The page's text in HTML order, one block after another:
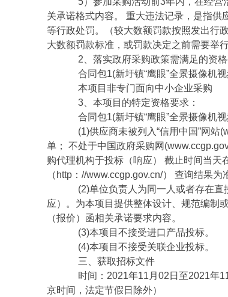
关承诺格式内容。 重大违法记录，是指
等行政处罚。（较大数额罚款按照发出行
大数额罚款标准，或罚款决定之前需要举
2、落实政府采购政策需满足的资格
合同包1(新圩镇“鹰眼”全景摄像机视
本项目非专门面向中小企业采购
3、本项目的特定资格要求：
合同包1(新圩镇“鹰眼”全景摄像机视
(1)供应商未被列入“信用中国”网站
单； 不处于中国政府采购网
购代理机构于投标（响应） 截止时间当天
（http：//www.ccgp.gov.cn/） 查询结果
(2)单位负责人为同一人或者存在直
应）。为本项目提供整体设计、规范编制
（报价）函相关承诺要求内容。
(3)本项目不接受进口产品投标。
(4)本项目不接受关联企业投标。
三、获取招标文件
时间：2021年11月02日至2021年11
京时间，法定节假日除外）